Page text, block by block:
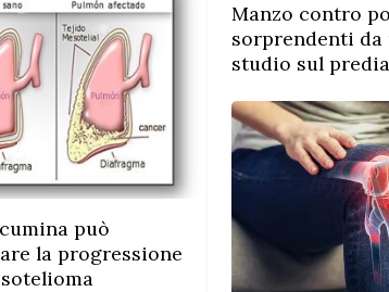
può
la progressione
Manzo contro
sorprendenti da
studio sul